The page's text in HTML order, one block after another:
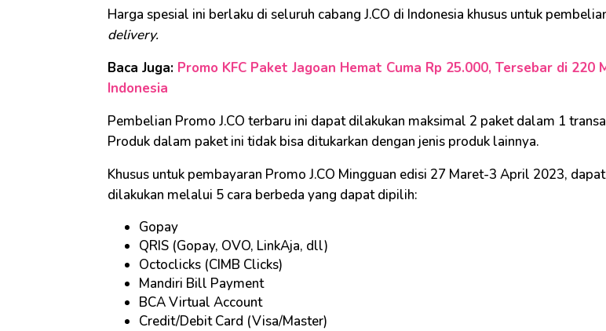
Harga spesial ini berlaku di seluruh cabang J.CO di Indonesia khusus untuk
delivery.
Baca Juga: Promo KFC Paket Jagoan Hemat Cuma Rp 25.000, Tersebar di 220
Indonesia
Pembelian Promo J.CO terbaru ini dapat dilakukan maksimal 2 paket dalam 1
Produk dalam paket ini tidak bisa ditukarkan dengan jenis produk lainnya.
Khusus untuk pembayaran Promo J.CO Mingguan edisi 27 Maret-3 April 2023, dapat
dilakukan melalui 5 cara berbeda yang dapat dipilih:
Gopay
QRIS (Gopay, OVO, LinkAja, dll)
Octoclicks (CIMB Clicks)
Mandiri Bill Payment
BCA Virtual Account
Credit/Debit Card (Visa/Master)